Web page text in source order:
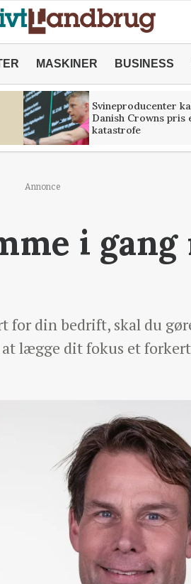
MASKINER BUSINESS
Svineproducenter
Danish Crowns pris
katastrofe
Annonce
i gang
for din bedrift, skal du
lægge dit fokus et